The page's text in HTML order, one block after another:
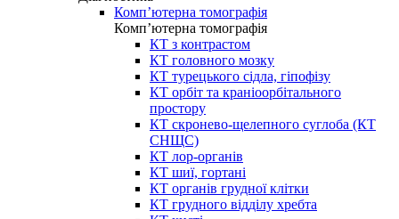
Комп’ютерна томографія
Комп’ютерна томографія
КТ з контрастом
КТ головного мозку
КТ турецького сідла, гіпофізу
КТ орбіт та краніоорбітального
простору
КТ скронево-щелепного суглоба (КТ
СНЩС)
КТ лор-органів
КТ шиї, гортані
КТ органів грудної клітки
КТ грудного відділу хребта